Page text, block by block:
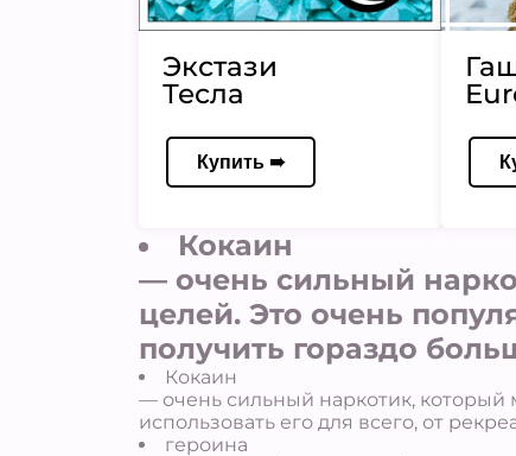
Экстази
Тесла
Купить ➠
Кокаин
— очень сильный
целей. Это очень
получить гораздо
Кокаин
— очень сильный наркотик, который
использовать его для всего, от
героина